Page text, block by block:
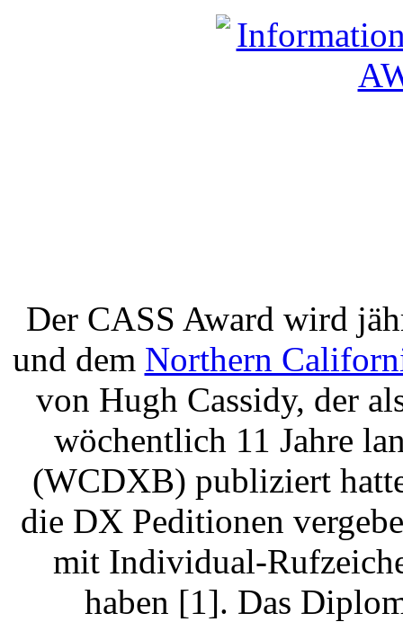
Der CASS Award wird
und dem Northern
von Hugh Cassidy, der
wöchentlich 11 Jahre
(WCDXB) publiziert
die DX Peditionen
mit Individual-
haben [1]. Das